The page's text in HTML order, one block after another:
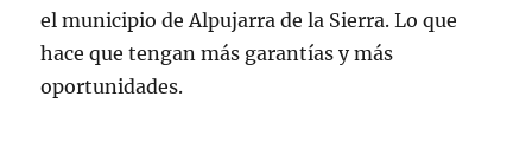
el municipio de Alpujarra de la Sierra. Lo que
hace que tengan más garantías y más
oportunidades.